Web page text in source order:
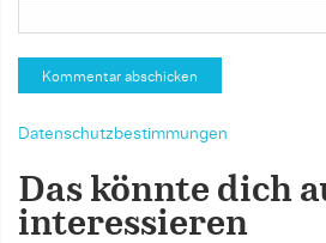
Datenschutzbestimmungen
Das könnte dich
interessieren